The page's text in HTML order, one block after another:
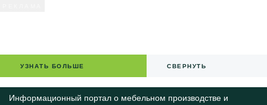
УЗНАТЬ БОЛЬШЕ СВЕРНУТЬ
Информационный портал о мебельном производстве и